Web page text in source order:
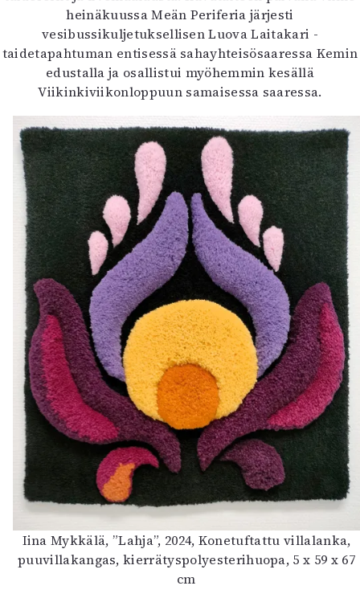
heinäkuussa Meän Periferia järjesti
vesibussikuljetuksellisen Luova Laitakari -
taidetapahtuman entisessä sahayhteisösaaressa Kemin
edustalla ja osallistui myöhemmin kesällä
Viikinkiviikonloppuun samaisessa saaressa.
Iina Mykkälä, ”Lahja”, 2024, Konetuftattu villalanka,
puuvillakangas, kierrätyspolyesterihuopa, 5 x 59 x 67
cm